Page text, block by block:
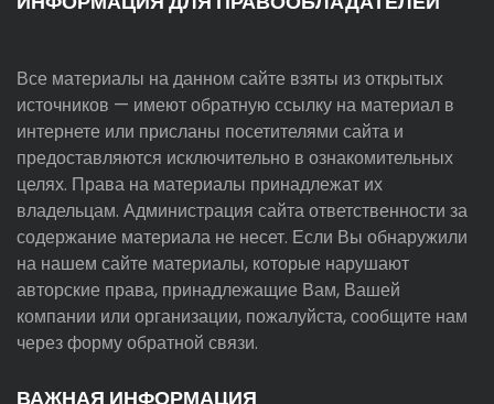
Все материалы на данном сайте взяты из открытых
источников — имеют обратную ссылку на материал в
интернете или присланы посетителями сайта и
предоставляются исключительно в ознакомительных
целях. Права на материалы принадлежат их
владельцам. Администрация сайта ответственности за
содержание материала не несет. Если Вы обнаружили
на нашем сайте материалы, которые нарушают
авторские права, принадлежащие Вам, Вашей
компании или организации, пожалуйста, сообщите нам
через форму обратной связи.
ВАЖНАЯ ИНФОРМАЦИЯ